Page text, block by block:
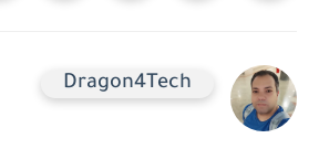
Dragon4Tech